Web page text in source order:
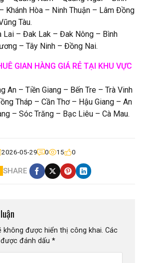
Khánh Hòa – Ninh Thuận – Lâm Đồng
Tàu.
Lai – Đak Lak – Đak Nông – Bình
– Tây Ninh – Đồng Nai.
GIAN HÀNG GIÁ RẺ TẠI KHU VỰC
An – Tiền Giang – Bến Tre – Trà Vinh
Tháp – Cần Thơ – Hậu Giang – An
– Sóc Trăng – Bạc Liêu – Cà Mau.
2026-05-29 0 15 0
SHARE
không được hiển thị công khai. Các
đánh dấu *